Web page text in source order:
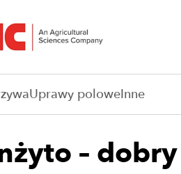
Uprawy poloweInne
–